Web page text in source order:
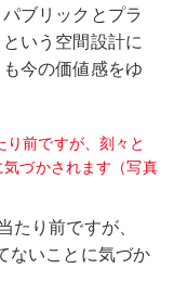
ブリックとプラ
いう空間設計に
今の価値感をゆ
り前ですが、
ないことに気づか